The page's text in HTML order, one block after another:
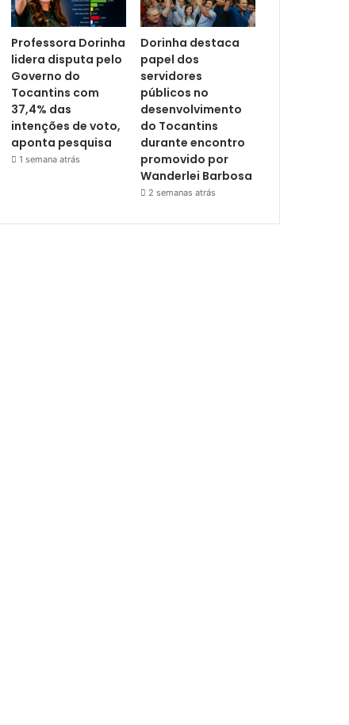
Professora Dorinha
lidera disputa pelo
Governo do
Tocantins com
37,4% das
intenções de voto,
aponta pesquisa
1 semana atrás
Dorinha destaca
papel dos
servidores
públicos no
desenvolvimento
do Tocantins
durante encontro
promovido por
Wanderlei Barbosa
2 semanas atrás